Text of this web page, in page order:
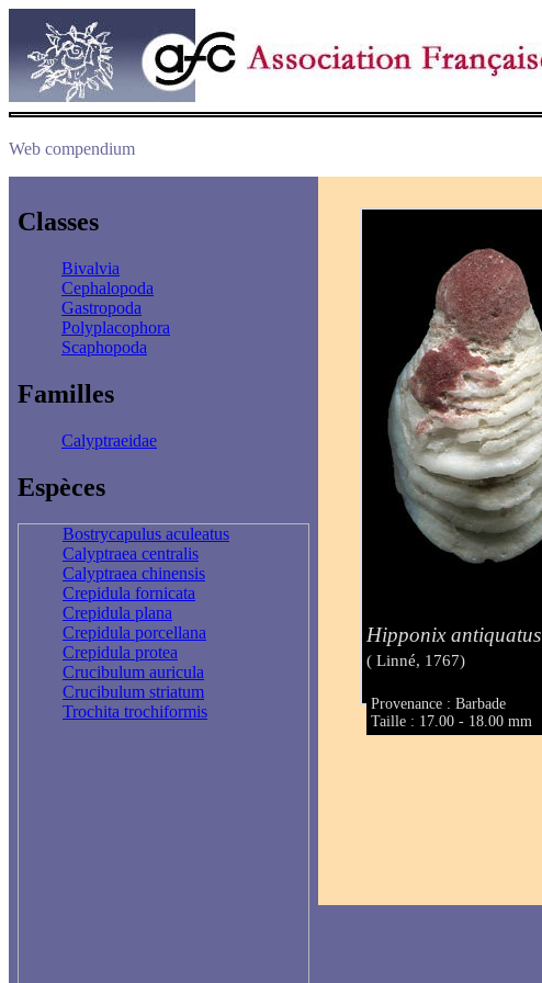
Web compendium
Classes
Bivalvia
Cephalopoda
Gastropoda
Polyplacophora
Scaphopoda
Familles
Calyptraeidae
Espèces
Bostrycapulus aculeatus
Calyptraea centralis
Calyptraea chinensis
Crepidula fornicata
Crepidula plana
Crepidula porcellana
Crepidula protea
Crucibulum auricula
Crucibulum striatum
Trochita trochiformis
Hipponix antiquatus
( Linné, 1767)
Provenance : Barbade
Taille : 17.00 - 18.00 mm